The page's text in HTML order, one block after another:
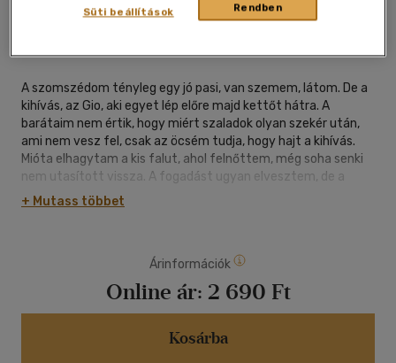
A szomszédom tényleg egy jó pasi, van szemem, látom. De a
kihívás, az Gio, aki egyet lép előre majd kettőt hátra. A
barátaim nem értik, hogy miért szaladok olyan szekér után,
ami nem vesz fel, csak az öcsém tudja, hogy hajt a kihívás.
Mióta elhagytam a kis falut, ahol felnőttem, még soha senki
nem utasított vissza. A fogadást ugyan elvesztem, de a
szomszédom szerelmét végre elnyerem. Egy baj van csupán:
a szomszédom titkolja előttem a családi
magadra ismersz, az talán mégsem a véletlen műve
+ Mutass többet
Árinformációk
Online ár: 2 690 Ft
Kosárba
Rendben
Süti beállítások